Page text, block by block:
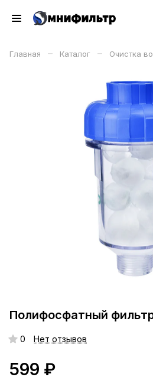
Главная – Каталог – Очистка
Полифосфатный
0 Нет отзывов
599 ₽